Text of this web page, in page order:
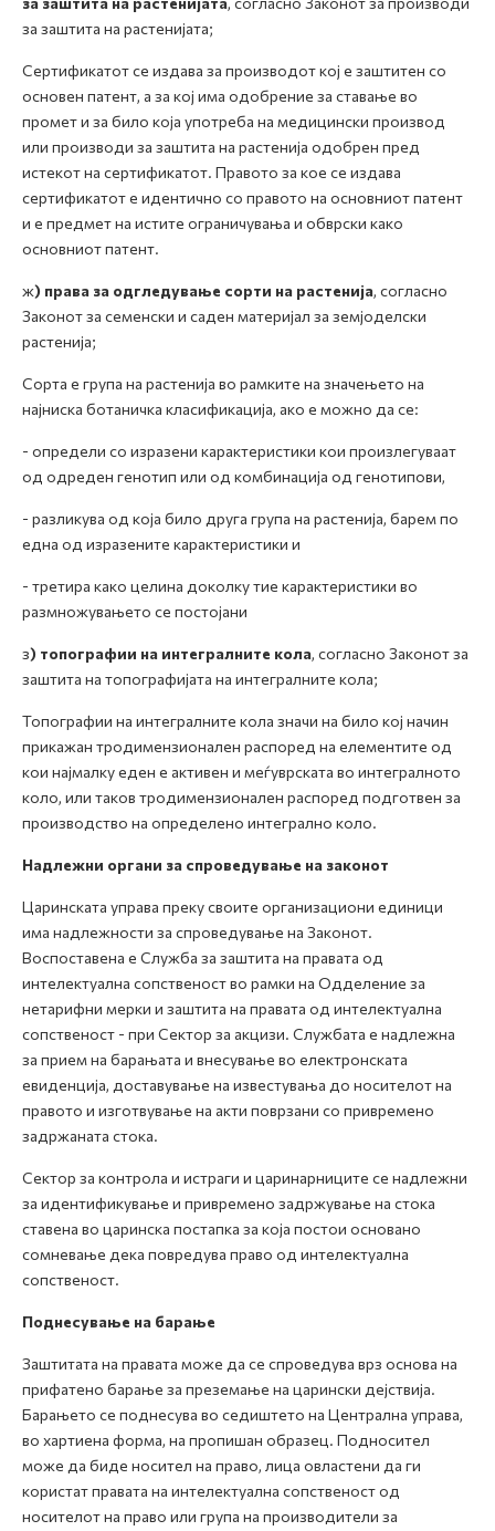
за заштита на растенијата;
Сертификатот се издава за производот кој е заштитен со
основен патент, а за кој има одобрение за ставање во
промет и за било која употреба на медицински производ
или производи за заштита на растенија одобрен пред
истекот на сертификатот. Правото за кое се издава
сертификатот е идентично со правото на основниот патент
и е предмет на истите ограничувања и обврски како
основниот патент.
ж) права за одгледување сорти на растенија, согласно
Законот за семенски и саден материјал за земјоделски
растенија;
Сорта е група на растенија во рамките на значењето на
најниска ботаничка класификација, ако е можно да се:
- определи со изразени карактеристики кои произлегуваат
од одреден генотип или од комбинација од генотипови,
- разликува од која било друга група на растенија, барем по
една од изразените карактеристики и
- третира како целина доколку тие карактеристики во
размножувањето се постојани
з) топографии на интегралните кола, согласно Законот за
заштита на топографијата на интегралните кола;
Топографии на интегралните кола значи на било кој начин
прикажан тродимензионален распоред на елементите од
кои најмалку еден е активен и меѓуврската во интегралното
коло, или таков тродимензионален распоред подготвен за
производство на определено интегрално коло.
Надлежни органи за спроведување на законот
Царинската управа преку своите организациони единици
има надлежности за спроведување на Законот.
Воспоставена е Служба за заштита на правата од
интелектуална сопственост во рамки на Одделение за
нетарифни мерки и заштита на правата од интелектуална
сопственост - при Сектор за акцизи. Службата е надлежна
за прием на барањата и внесување во електронската
евиденција, доставување на известувања до носителот на
правото и изготвување на акти поврзани со привремено
задржаната стока.
Сектор за контрола и истраги и царинарниците се надлежни
за идентификување и привремено задржување на стока
ставена во царинска постапка за која постои основано
сомневање дека повредува право од интелектуална
сопственост.
Поднесување на барање
Заштитата на правата може да се спроведува врз основа на
прифатено барање за преземање на царински дејствија.
Барањето се поднесува во седиштето на Централна управа,
во хартиена форма, на пропишан образец. Подносител
може да биде носител на право, лица овластени да ги
користат правата на интелектуална сопственост од
носителот на право или група на производители за